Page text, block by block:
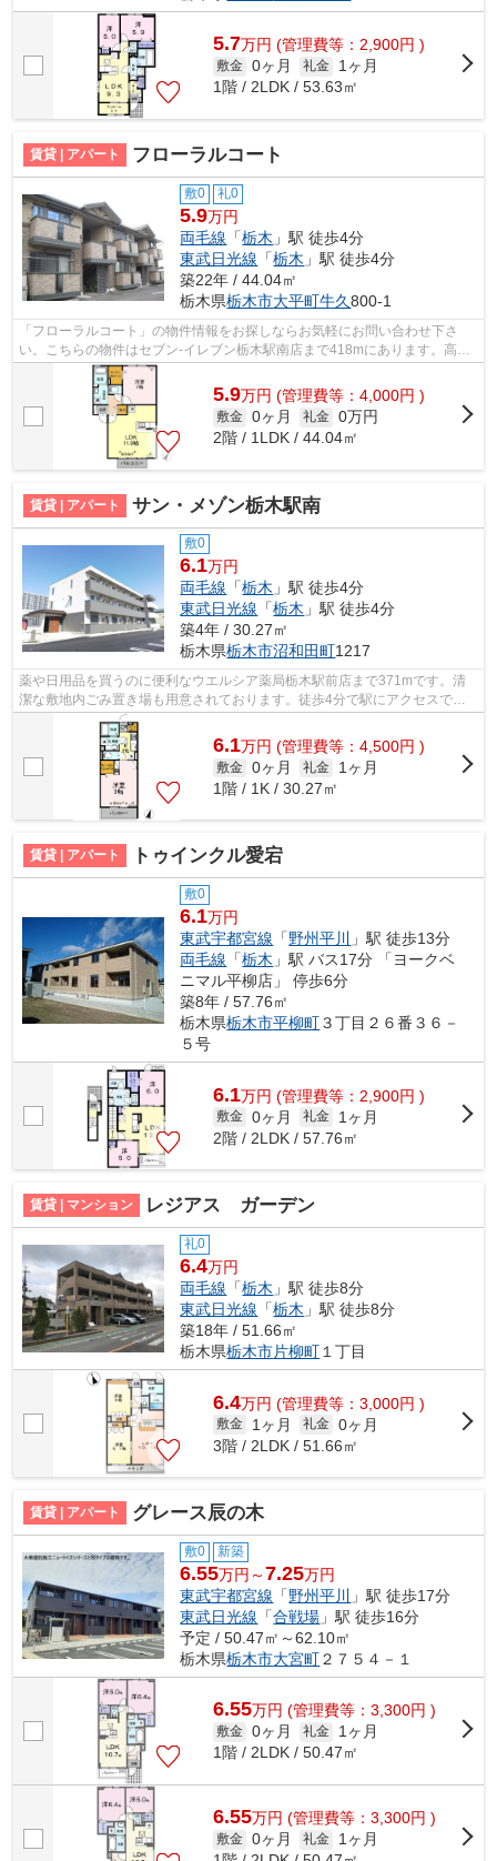
5.7万円 (管理費等：2,900円 )
敷金 0ヶ月 礼金
1ヶ月
1階 / 2LDK / 53.63㎡
賃貸 | アパート フローラルコート
敷0 礼0
5.9万円
両毛線 「栃木 」駅 徒歩4分
東武日光線 「栃木 」駅 徒歩4分
築22年 / 44.04㎡
栃木県栃木市大平町牛久800-1
「フローラルコート」の物件情報をお探しならお気軽にお問い合わせ下さ
い。こちらの物件はセブン-イレブン栃木駅南店まで418mにあります。高ニ
ーズな駅近の物件で、徒歩4分で駅に行く...
5.9万円 (管理費等：4,000円 )
敷金 0ヶ月 礼金 0万円
2階 / 1LDK / 44.04㎡
賃貸 | アパート サン・メゾン栃木駅南
敷0
6.1万円
両毛線 「栃木 」駅 徒歩4分
東武日光線 「栃木 」駅 徒歩4分
築4年 / 30.27㎡
栃木県栃木市沼和田町1217
薬や日用品を買うのに便利なウエルシア薬局栃木駅前店まで371mです。清
潔な敷地内ごみ置き場も用意されております。徒歩4分で駅にアクセスでき
る物件です。まだまだ新しい築浅物件はこ...
6.1万円 (管理費等：4,500円 )
敷金 0ヶ月 礼金
1ヶ月
1階 / 1K / 30.27㎡
賃貸 | アパート トゥインクル愛宕
敷0
6.1万円
東武宇都宮線 「野州平川
」駅 徒歩13分
両毛線 「栃木 」駅 バス17分 「ヨークベ
ニマル平柳店」 停歩6分
築8年 / 57.76㎡
栃木県栃木市平柳町３丁目２６番３６－
５号
6.1万円 (管理費等：2,900円 )
敷金 0ヶ月 礼金
1ヶ月
2階 / 2LDK / 57.76㎡
賃貸 | マンション レジアス ガーデン
礼0
6.4万円
両毛線 「栃木 」駅 徒歩8分
東武日光線 「栃木 」駅 徒歩8分
築18年 / 51.66㎡
栃木県栃木市片柳町 １丁目
6.4万円 (管理費等：3,000円 )
敷金 1ヶ月 礼金 0ヶ月
3階 / 2LDK / 51.66㎡
賃貸 | アパート グレース辰の木
敷0 新築
6.55万円～7.25万円
東武宇都宮線 「野州平川
」駅 徒歩17分
東武日光線 「合戦場 」駅 徒歩16分
予定 / 50.47㎡～62.10㎡
栃木県栃木市大宮町２７５４－１
6.55万円 (管理費等：3,300円 )
敷金 0ヶ月 礼金
1ヶ月
1階 / 2LDK / 50.47㎡
6.55万円 (管理費等：3,300円 )
敷金 0ヶ月 礼金
1ヶ月